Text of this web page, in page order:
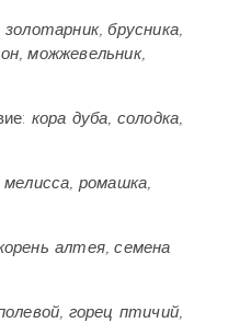
золотарник, брусника,
можжевельник,
кора дуба, солодка,
мелисса, ромашка,
алтея, семена
горец птичий,